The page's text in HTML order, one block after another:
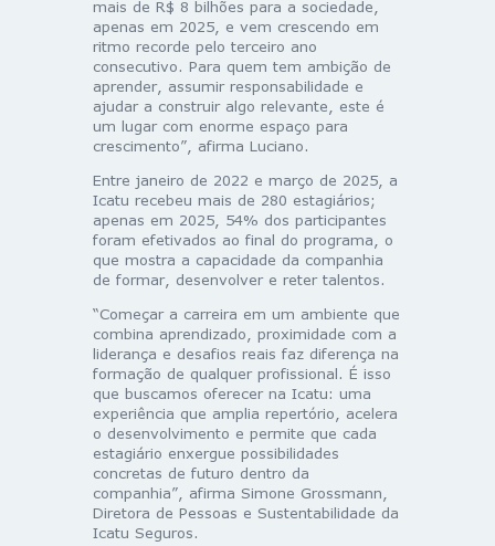
mais de R$ 8 bilhões para a sociedade,
apenas em 2025, e vem crescendo em
ritmo recorde pelo terceiro ano
consecutivo. Para quem tem ambição de
aprender, assumir responsabilidade e
ajudar a construir algo relevante, este é
um lugar com enorme espaço para
crescimento”, afirma Luciano.
Entre janeiro de 2022 e março de 2025, a
Icatu recebeu mais de 280 estagiários;
apenas em 2025, 54% dos participantes
foram efetivados ao final do programa, o
que mostra a capacidade da companhia
de formar, desenvolver e reter talentos.
“Começar a carreira em um ambiente que
combina aprendizado, proximidade com a
liderança e desafios reais faz diferença na
formação de qualquer profissional. É isso
que buscamos oferecer na Icatu: uma
experiência que amplia repertório, acelera
o desenvolvimento e permite que cada
estagiário enxergue possibilidades
concretas de futuro dentro da
companhia”, afirma Simone Grossmann,
Diretora de Pessoas e Sustentabilidade da
Icatu Seguros.